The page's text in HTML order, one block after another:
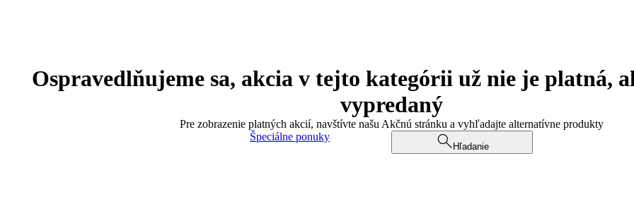
Ospravedlňujeme sa, akcia v tejto kategórii už nie je platná,
vypredaný
Pre zobrazenie platných akcií, navštívte našu Akčnú stránku a vyhľadajte alternatívne produkty
Špeciálne ponuky
Hľadanie